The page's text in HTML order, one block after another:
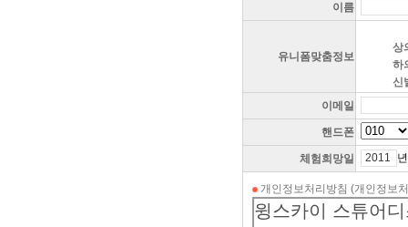
이름
유니폼맞춤정보
상
하
신
이메일
핸드폰
체험희망일
개인정보처리방침 (개인정보